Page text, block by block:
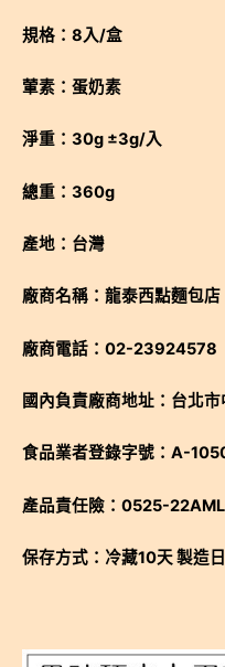
規格：8入/盒
葷素：蛋奶素
淨重：30g ±3g/入
總重：360g
產地：台灣
廠商名稱：龍泰西點麵包店
廠商電話：02-23924578
國內負責廠商地址：台北
食品業者登錄字號：A-
產品責任險：0525-
保存方式：冷藏10天製造